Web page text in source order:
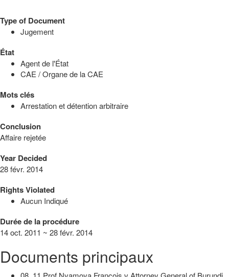
Type of Document
Jugement
État
Agent de l'État
CAE / Organe de la CAE
Mots clés
Arrestation et détention arbitraire
Conclusion
Affaire rejetée
Year Decided
28 févr. 2014
Rights Violated
Aucun Indiqué
Durée de la procédure
14 oct. 2011 ~ 28 févr. 2014
Documents principaux